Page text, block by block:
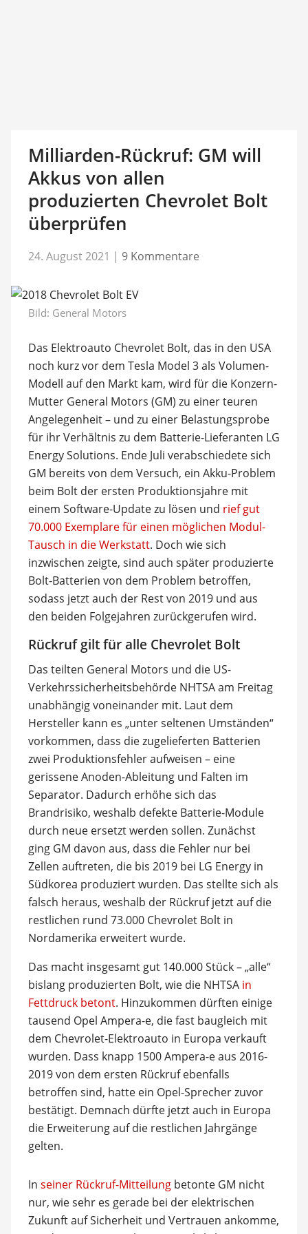
Milliarden-Rückruf: GM will
Akkus von allen
produzierten Chevrolet Bolt
überprüfen
24. August 2021 | 9 Kommentare
Bild: General Motors
Das Elektroauto Chevrolet Bolt, das in den USA
noch kurz vor dem Tesla Model 3 als Volumen-
Modell auf den Markt kam, wird für die Konzern-
Mutter General Motors (GM) zu einer teuren
Angelegenheit – und zu einer Belastungsprobe
für ihr Verhältnis zu dem Batterie-Lieferanten LG
Energy Solutions. Ende Juli verabschiedete sich
GM bereits von dem Versuch, ein Akku-Problem
beim Bolt der ersten Produktionsjahre mit
einem Software-Update zu lösen und rief gut
70.000 Exemplare für einen möglichen Modul-
Tausch in die Werkstatt. Doch wie sich
inzwischen zeigte, sind auch später produzierte
Bolt-Batterien von dem Problem betroffen,
sodass jetzt auch der Rest von 2019 und aus
den beiden Folgejahren zurückgerufen wird.
Rückruf gilt für alle Chevrolet Bolt
Das teilten General Motors und die US-
Verkehrssicherheitsbehörde NHTSA am Freitag
unabhängig voneinander mit. Laut dem
Hersteller kann es „unter seltenen Umständen“
vorkommen, dass die zugelieferten Batterien
zwei Produktionsfehler aufweisen – eine
gerissene Anoden-Ableitung und Falten im
Separator. Dadurch erhöhe sich das
Brandrisiko, weshalb defekte Batterie-Module
durch neue ersetzt werden sollen. Zunächst
ging GM davon aus, dass die Fehler nur bei
Zellen auftreten, die bis 2019 bei LG Energy in
Südkorea produziert wurden. Das stellte sich als
falsch heraus, weshalb der Rückruf jetzt auf die
restlichen rund 73.000 Chevrolet Bolt in
Nordamerika erweitert wurde.
Das macht insgesamt gut 140.000 Stück – „alle“
bislang produzierten Bolt, wie die NHTSA in
Fettdruck betont. Hinzukommen dürften einige
tausend Opel Ampera-e, die fast baugleich mit
dem Chevrolet-Elektroauto in Europa verkauft
wurden. Dass knapp 1500 Ampera-e aus 2016-
2019 von dem ersten Rückruf ebenfalls
betroffen sind, hatte ein Opel-Sprecher zuvor
bestätigt. Demnach dürfte jetzt auch in Europa
die Erweiterung auf die restlichen Jahrgänge
gelten.
In seiner Rückruf-Mitteilungbetonte GM nicht
nur, wie sehr es gerade bei der elektrischen
Zukunft auf Sicherheit und Vertrauen ankomme,